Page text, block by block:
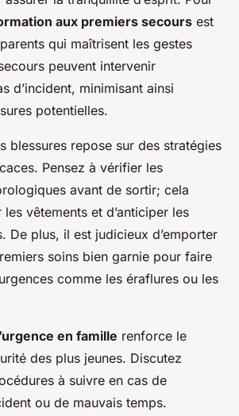
aux premiers secours est
qui maîtrisent les gestes
peuvent intervenir
d’incident, minimisant ainsi
potentielles.
blessures repose sur des stratégies
Pensez à vérifier les
avant de sortir; cela
les vêtements et d’anticiper les
De plus, il est judicieux d’emporter
soins bien garnie pour faire
comme les éraflures ou les
en famille renforce le
des plus jeunes. Discutez
à suivre en cas de
ou de mauvais temps.